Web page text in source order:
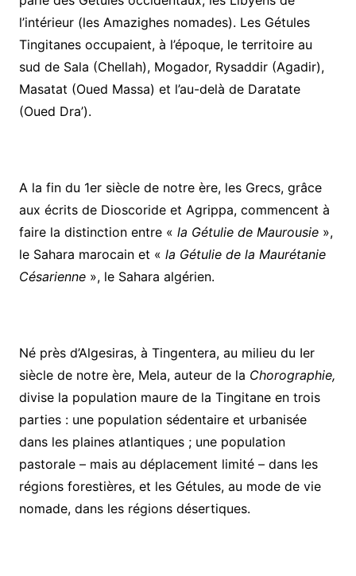
l’intérieur (les Amazighes nomades). Les Gétules
Tingitanes occupaient, à l’époque, le territoire au
sud de Sala (Chellah), Mogador, Rysaddir (Agadir),
Masatat (Oued Massa) et l’au-delà de Daratate
(Oued Dra’).
A la fin du 1er siècle de notre ère, les Grecs, grâce
aux écrits de Dioscoride et Agrippa, commencent à
faire la distinction entre « la Gétulie de Maurousie»,
le Sahara marocain et « la Gétulie de la Maurétanie
Césarienne», le Sahara algérien.
Né près d’Algesiras, à Tingentera, au milieu du Ier
siècle de notre ère, Mela, auteur de la Chorographie,
divise la population maure de la Tingitane en trois
parties : une population sédentaire et urbanisée
dans les plaines atlantiques ; une population
pastorale – mais au déplacement limité – dans les
régions forestières, et les Gétules, au mode de vie
nomade, dans les régions désertiques.